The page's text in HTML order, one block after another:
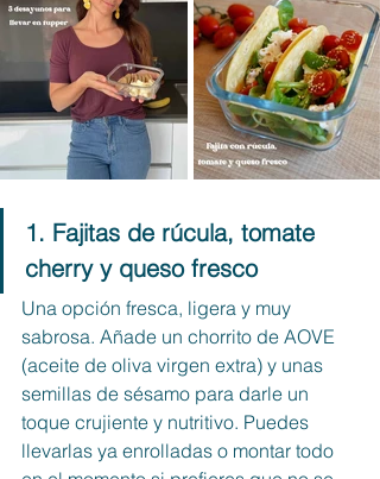
1. Fajitas de rúcula, tomate
cherry y queso fresco
Una opción fresca, ligera y muy
sabrosa. Añade un chorrito de AOVE
(aceite de oliva virgen extra) y unas
semillas de sésamo para darle un
toque crujiente y nutritivo. Puedes
llevarlas ya enrolladas o montar todo